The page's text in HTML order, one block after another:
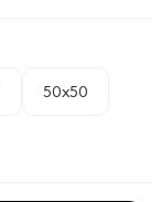
50x50